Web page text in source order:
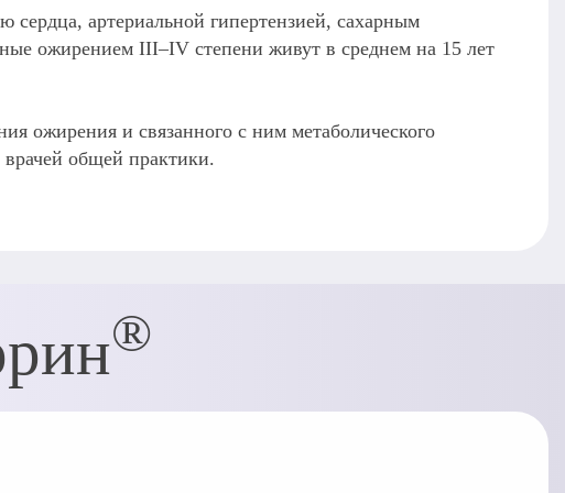
сердца, артериальной гипертензией, сахарным
ожирением III–IV степени живут в среднем на 15 лет
ожирения и связанного с ним метаболического
врачей общей практики.
®